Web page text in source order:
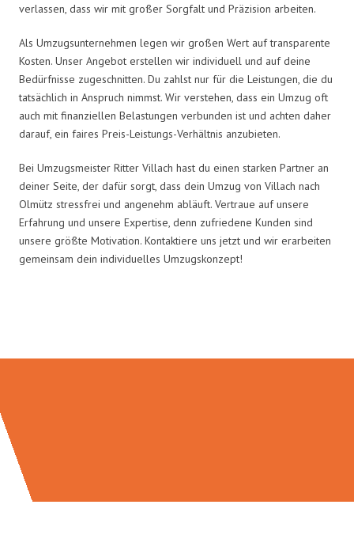
verlassen, dass wir mit großer Sorgfalt und Präzision arbeiten.
Als Umzugsunternehmen legen wir großen Wert auf transparente
Kosten. Unser Angebot erstellen wir individuell und auf deine
Bedürfnisse zugeschnitten. Du zahlst nur für die Leistungen, die du
tatsächlich in Anspruch nimmst. Wir verstehen, dass ein Umzug oft
auch mit finanziellen Belastungen verbunden ist und achten daher
darauf, ein faires Preis-Leistungs-Verhältnis anzubieten.
Bei Umzugsmeister Ritter Villach hast du einen starken Partner an
deiner Seite, der dafür sorgt, dass dein Umzug von Villach nach
Olmütz stressfrei und angenehm abläuft. Vertraue auf unsere
Erfahrung und unsere Expertise, denn zufriedene Kunden sind
unsere größte Motivation. Kontaktiere uns jetzt und wir erarbeiten
gemeinsam dein individuelles Umzugskonzept!